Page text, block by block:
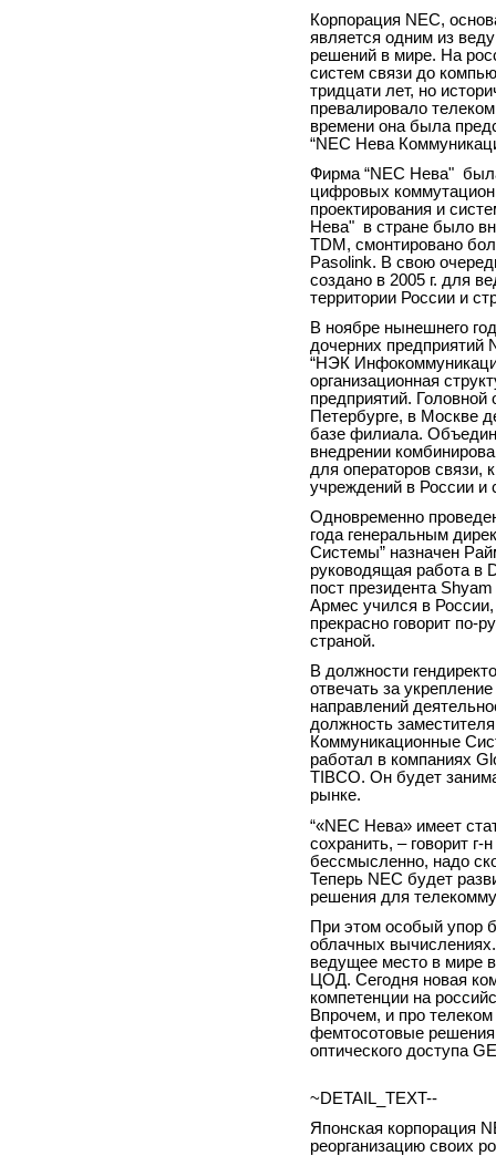
Корпорация NEC,
является одним из
решений в мире. На
систем связи до
тридцати лет, но
превалировало
времени она была
“NEC Нева
Фирма “NEC Нева"
цифровых
проектирования и
Нева" в стране было
TDM , смонтировано
Pasolink. В свою
создано в 2005 г. для
территории России и
В ноябре нынешнего
дочерних предприятий
“НЭК
организационная
предприятий.
Петербурге, в Москве
базе филиала.
внедрении
для операторов связи,
учреждений в России и
Одновременно
года генеральным
Системы” назначен
руководящая работа в
пост президента
Армес учился в
прекрасно говорит по-
страной.
В должности
отвечать за
направлений
должность
Коммуникационные
работал в компаниях
TIBCO. Он будет
рынке.
“«NEC Нева» имеет
сохранить, – говорит
бессмысленно, надо
Теперь NEC будет
решения для
При этом особый упор
облачных
ведущее место в мире
ЦОД. Сегодня новая
компетенции на
Впрочем, и про телеком
фемтосотовые решения
оптического доступа
~DETAIL_TEXT--
Японская корпорация
реорганизацию своих